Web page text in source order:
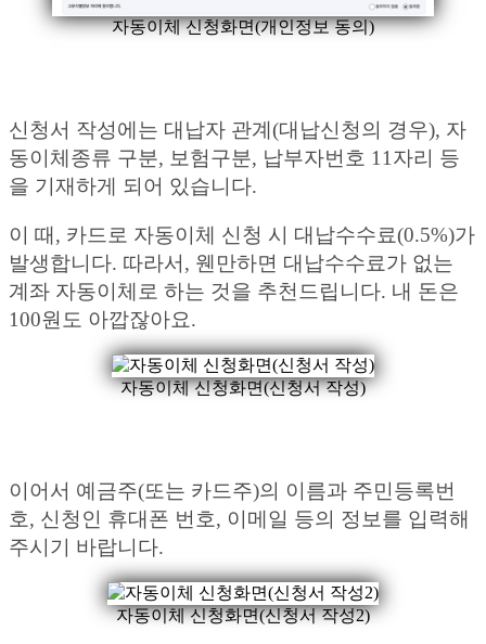
자동이체 신청화면(개인정보 동의)
신청서 작성에는 대납자 관계(대납신청의 경우), 자
동이체종류 구분, 보험구분, 납부자번호 11자리 등
을 기재하게 되어 있습니다.
이 때, 카드로 자동이체 신청 시 대납수수료(0.5%)가
발생합니다. 따라서, 웬만하면 대납수수료가 없는
계좌 자동이체로 하는 것을 추천드립니다. 내 돈은
100원도 아깝잖아요.
자동이체 신청화면(신청서 작성)
이어서 예금주(또는 카드주)의 이름과 주민등록번
호, 신청인 휴대폰 번호, 이메일 등의 정보를 입력해
주시기 바랍니다.
자동이체 신청화면(신청서 작성2)